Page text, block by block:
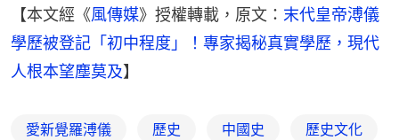
【本文經《風傳媒》授權轉載，原文： 末代皇帝溥儀
學歷被登記「初中程度」！專家揭秘真實學歷，現代
人根本望塵莫及】
愛新覺羅溥儀 歷史 中國史 歷史文化